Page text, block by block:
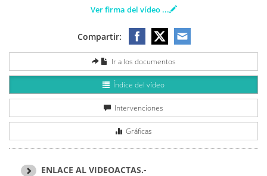
Ver firma del vídeo ...
Compartir:
Ir a los documentos
Índice del vídeo
Intervenciones
Gráficas
ENLACE AL VIDEOACTAS.-